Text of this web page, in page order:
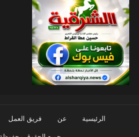
الرئيسية عن فريق العمل